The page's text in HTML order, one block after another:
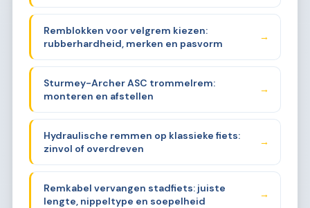
Remblokken voor velgrem kiezen:
rubberhardheid, merken en pasvorm
→
Sturmey-Archer ASC trommelrem:
monteren en afstellen
→
Hydraulische remmen op klassieke fiets:
zinvol of overdreven
→
Remkabel vervangen stadfiets: juiste
lengte, nippeltype en soepelheid
→